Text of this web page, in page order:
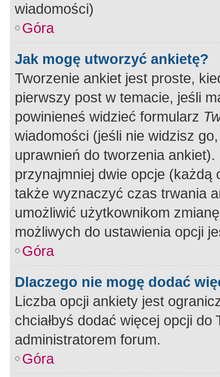
wiadomości)
Góra
Jak mogę utworzyć ankietę?
Tworzenie ankiet jest proste,
pierwszy post w temacie, jeśli
powinieneś widzieć formularz
wiadomości (jeśli nie widzisz
uprawnień do tworzenia
przynajmniej dwie opcje
także wyznaczyć czas trwania
umożliwić użytkownikom
możliwych do ustawienia opcji
Góra
Dlaczego nie mogę dodać
Liczba opcji ankiety jest
chciałbyś dodać więcej opcji
administratorem forum.
Góra